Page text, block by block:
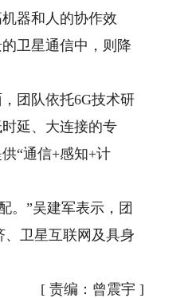
器和人的协作效
卫星通信中，则降
团队依托6G技术研
延、大连接的专
“通信+感知+计
”吴建军表示，团
、卫星互联网及具身
[ 责编：曾震宇 ]